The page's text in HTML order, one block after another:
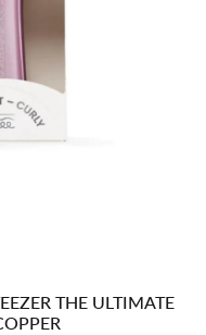
THE ULTIMATE